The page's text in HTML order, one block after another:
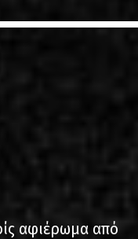
αφιέρωμα από